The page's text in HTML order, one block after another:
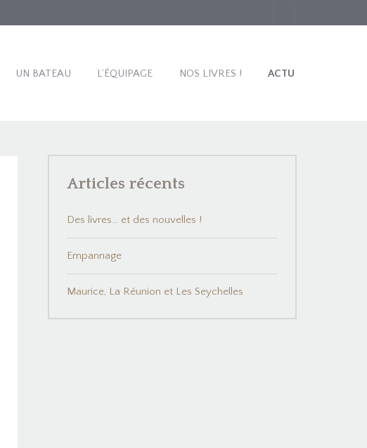
UN BATEAU L’ÉQUIPAGE NOS LIVRES ! ACTU
Articles récents
Des livres… et des nouvelles !
Empannage
Maurice, La Réunion et Les Seychelles